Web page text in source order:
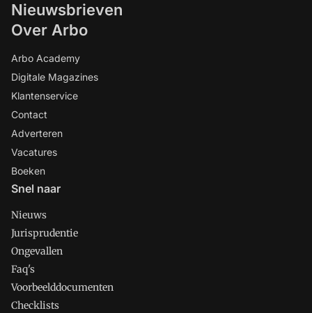
Nieuwsbrieven
Over Arbo
Arbo Academy
Digitale Magazines
Klantenservice
Contact
Adverteren
Vacatures
Boeken
Snel naar
Nieuws
Jurisprudentie
Ongevallen
Faq's
Voorbeelddocumenten
Checklists